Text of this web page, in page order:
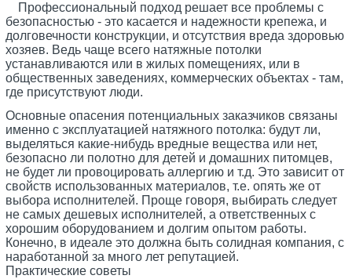
Профессиональный подход решает все проблемы с
безопасностью - это касается и надежности крепежа, и
долговечности конструкции, и отсутствия вреда здоровью
хозяев. Ведь чаще всего натяжные потолки
устанавливаются или в жилых помещениях, или в
общественных заведениях, коммерческих объектах - там,
где присутствуют люди.
Основные опасения потенциальных заказчиков связаны
именно с эксплуатацией натяжного потолка: будут ли,
выделяться какие-нибудь вредные вещества или нет,
безопасно ли полотно для детей и домашних питомцев,
не будет ли провоцировать аллергию и т.д. Это зависит от
свойств использованных материалов, т.е. опять же от
выбора исполнителей. Проще говоря, выбирать следует
не самых дешевых исполнителей, а ответственных с
хорошим оборудованием и долгим опытом работы.
Конечно, в идеале это должна быть солидная компания, с
наработанной за много лет репутацией.
Практические советы